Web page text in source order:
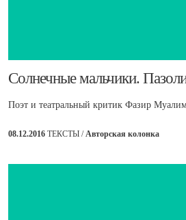
​Солнечные мальчики.
Поэт и театральный критик Фазир
08.12.2016 ТЕКСТЫ /Авторская колонка